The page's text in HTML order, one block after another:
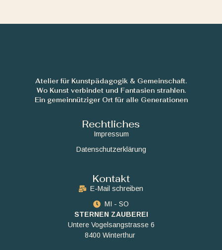
Atelier für Kunstpädagogik & Gemeinschaft.
Wo Kunst verbindet und Fantasien strahlen.
Ein gemeinnütziger Ort für alle Generationen
Rechtliches
Impressum
Datenschutzerklärung
Kontakt
E-Mail schreiben
MI - SO
STERNEN ZAUBEREI
Untere Vogelsangstrasse 6
8400 Winterthur